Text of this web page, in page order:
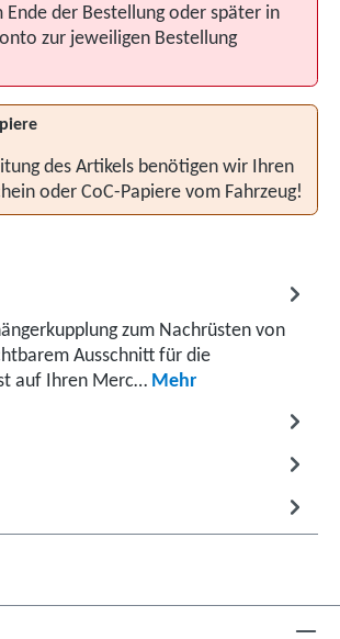
Ende der Bestellung oder später in
zur jeweiligen Bestellung
des Artikels benötigen wir Ihren
oder CoC-Papiere vom Fahrzeug!
zum Nachrüsten von
Ausschnitt für die
auf Ihren Merc… Mehr